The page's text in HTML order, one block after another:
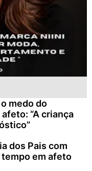
medo do
“A criança
dos Pais com
em afeto